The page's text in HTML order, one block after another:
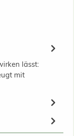
lässt:
mit